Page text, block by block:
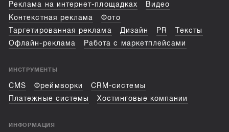
Реклама на интернет-площадках
Видео
Контекстная реклама
Фото
Таргетированная реклама
Дизайн PR
Тексты
Офлайн-реклама
Работа с маркетплейсами
ИНСТРУМЕНТЫ
CMS Фреймворки
CRM-системы
Платежные системы
Хостинговые компании
ИНФОРМАЦИЯ